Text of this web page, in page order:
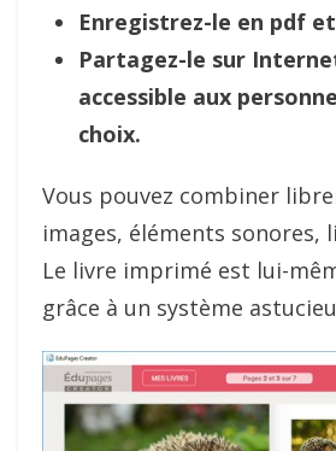
Enregistrez-le en pdf
Partagez-le sur
accessible aux
choix.
Vous pouvez combiner
images, éléments
Le livre imprimé est lui-
grâce à un système